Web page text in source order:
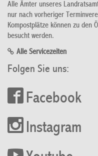
Alle Ämter unseres
nur nach vorheriger
Kompostplätze können zu den
besucht werden.
Alle Servicezeiten
Folgen Sie uns:
Facebook
Instagram